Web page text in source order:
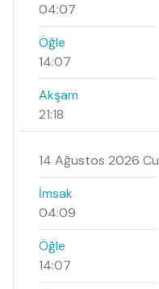
04:07
Öğle
14:07
Akşam
21:18
14 Ağustos 2026 Cu
İmsak
04:09
Öğle
14:07